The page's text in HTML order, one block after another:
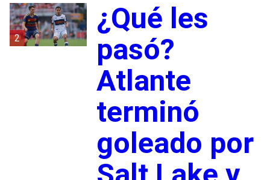
2
¿Qué les
pasó?
Atlante
terminó
goleado por